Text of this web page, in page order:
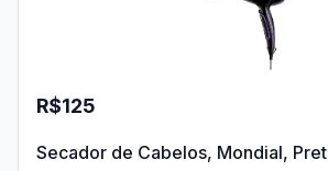
R$125
Secador de Cabelos, Mondial,